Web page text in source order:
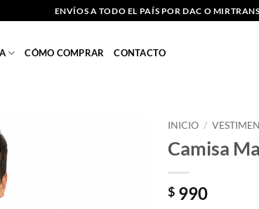
ENVÍOS A TODO EL PAÍS POR DAC O MIRTRANS
CÓMO COMPRAR CONTACTO
INICIO /
Camisa
$ 990